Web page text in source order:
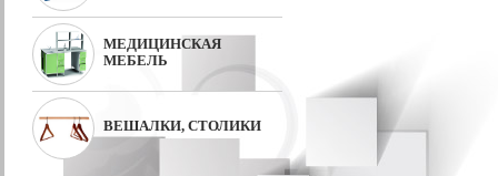
МЕДИЦИНСКАЯ
МЕБЕЛЬ
ВЕШАЛКИ, СТОЛИКИ